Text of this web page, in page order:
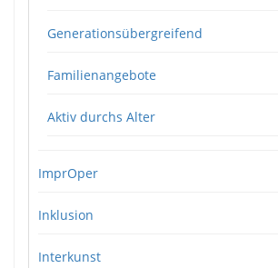
Generationsübergreifend
Familienangebote
Aktiv durchs Alter
ImprOper
Inklusion
Interkunst